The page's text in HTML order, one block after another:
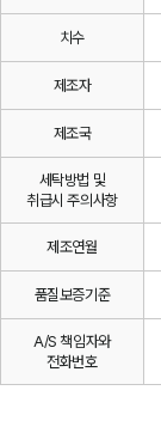
치수
제조자
제조국
세탁방법 및
취급시 주의사항
제조연월
품질보증기준
A/S 책임자와
전화번호